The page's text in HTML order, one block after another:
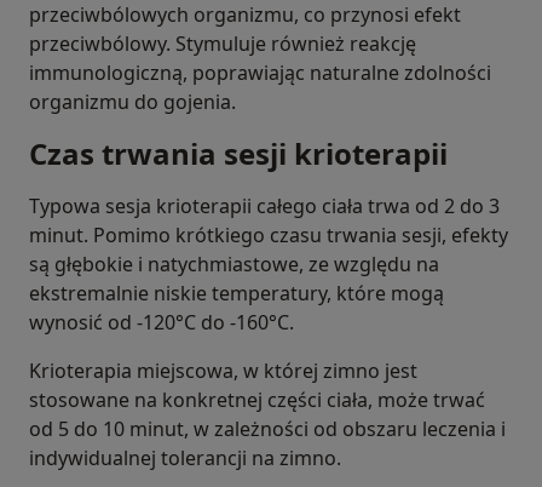
przeciwbólowych organizmu, co przynosi efekt
przeciwbólowy. Stymuluje również reakcję
immunologiczną, poprawiając naturalne zdolności
organizmu do gojenia.
Czas trwania sesji krioterapii
Typowa sesja krioterapii całego ciała trwa od 2 do 3
minut. Pomimo krótkiego czasu trwania sesji, efekty
są głębokie i natychmiastowe, ze względu na
ekstremalnie niskie temperatury, które mogą
wynosić od -120°C do -160°C.
Krioterapia miejscowa, w której zimno jest
stosowane na konkretnej części ciała, może trwać
od 5 do 10 minut, w zależności od obszaru leczenia i
indywidualnej tolerancji na zimno.